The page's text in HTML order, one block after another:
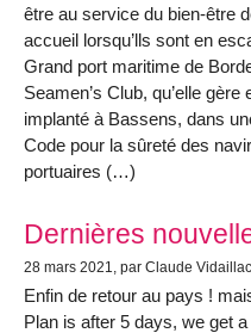
être au service du bien-être
accueil lorsqu’lls sont en
Grand port maritime de
Seamen’s Club, qu’elle
implanté à Bassens, dans
Code pour la sûreté des
portuaires (…)
Dernières
28 mars 2021 , par Claude Vidaillac
Enfin de retour au pays !
Plan is after 5 days, we get